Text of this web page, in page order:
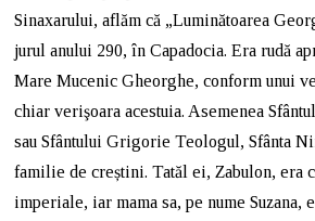
Sinaxarului, aflăm că „Luminătoarea
jurul anului 290, în Capadocia. Era rudă
Mare Mucenic Gheorghe, conform unui
chiar verişoara acestuia. Asemenea
sau Sfântului Grigorie Teologul, Sfânta
familie de creștini. Tatăl ei, Zabulon, era
imperiale, iar mama sa, pe nume Suzana,